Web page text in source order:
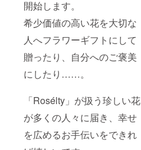
開始します。
希少価値の高い花を大切な
人へフラワーギフトにして
贈ったり、自分へのご褒美
にしたり……。
「Rosélty」が扱う珍しい花
が多くの人々に届き、幸せ
を広めるお手伝いをできれ